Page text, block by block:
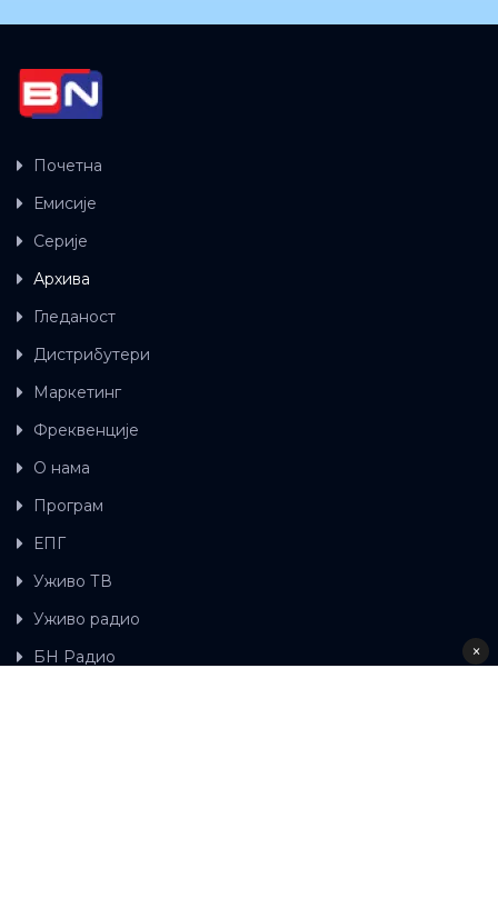
Почетна
Емисије
Серије
Архива
Гледаност
Дистрибутери
Маркетинг
Фреквенције
О нама
Програм
ЕПГ
Уживо ТВ
Уживо радио
БН Радио
×